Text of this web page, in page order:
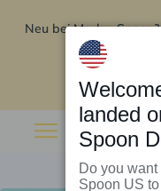
Neu bei Marley Spoon?
Rabatt auf
landed
Spoon
Do you
Spoon US